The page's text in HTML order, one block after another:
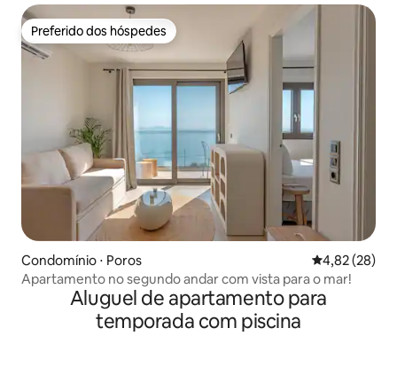
Preferido dos hóspedes
Preferido dos hóspedes
Condomínio ⋅ Poros 4,82 de uma
4,82 (28)
Apartamento no segundo andar com vista para o mar!
Aluguel de apartamento para
temporada com piscina